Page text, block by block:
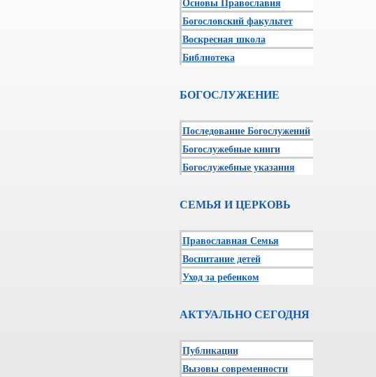
Богословский факультет
Воскресная школа
Библиотека
БОГОСЛУЖЕНИЕ
Последование Богослужений
Богослужебные книги
Богослужебные указания
СЕМЬЯ И ЦЕРКОВЬ
Православная Семья
Воспитание детей
Уход за ребенком
АКТУАЛЬНО СЕГОДНЯ
Публикации
Вызовы современности